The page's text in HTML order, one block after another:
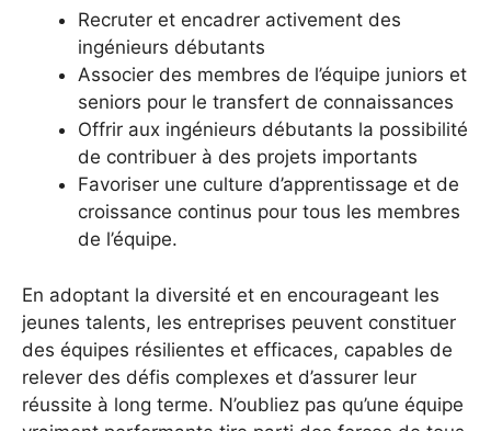
Recruter et encadrer activement des
ingénieurs débutants
Associer des membres de l’équipe juniors et
seniors pour le transfert de connaissances
Offrir aux ingénieurs débutants la possibilité
de contribuer à des projets importants
Favoriser une culture d’apprentissage et de
croissance continus pour tous les membres
de l’équipe.
En adoptant la diversité et en encourageant les
jeunes talents, les entreprises peuvent constituer
des équipes résilientes et efficaces, capables de
relever des défis complexes et d’assurer leur
réussite à long terme. N’oubliez pas qu’une équipe